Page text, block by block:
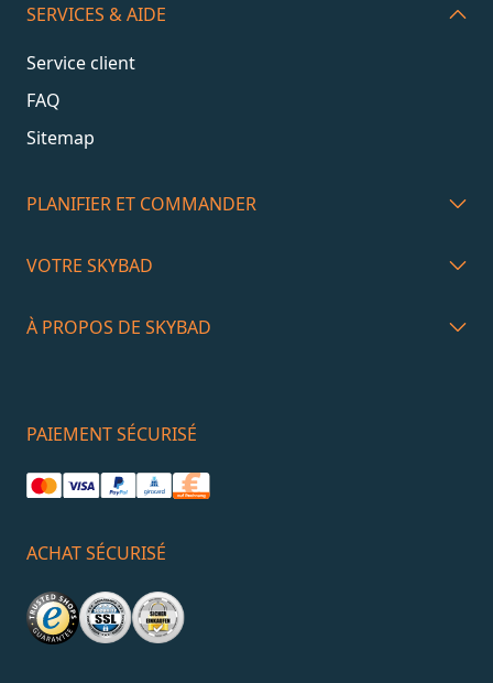
SERVICES & AIDE
Service client
FAQ
Sitemap
PLANIFIER ET COMMANDER
VOTRE SKYBAD
À PROPOS DE SKYBAD
PAIEMENT SÉCURISÉ
ACHAT SÉCURISÉ